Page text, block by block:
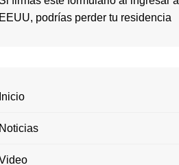
EEUU, podrías perder tu residencia
Inicio
Noticias